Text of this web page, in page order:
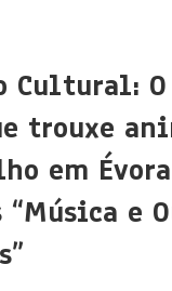
Cultural:
trouxe
em
“Música e